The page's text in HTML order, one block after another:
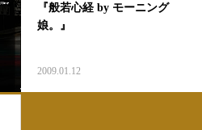
『般若心経 by モーニング
娘。』
2009.01.12